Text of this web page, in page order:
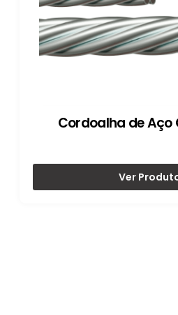
Cordoalha de Aço
Ver